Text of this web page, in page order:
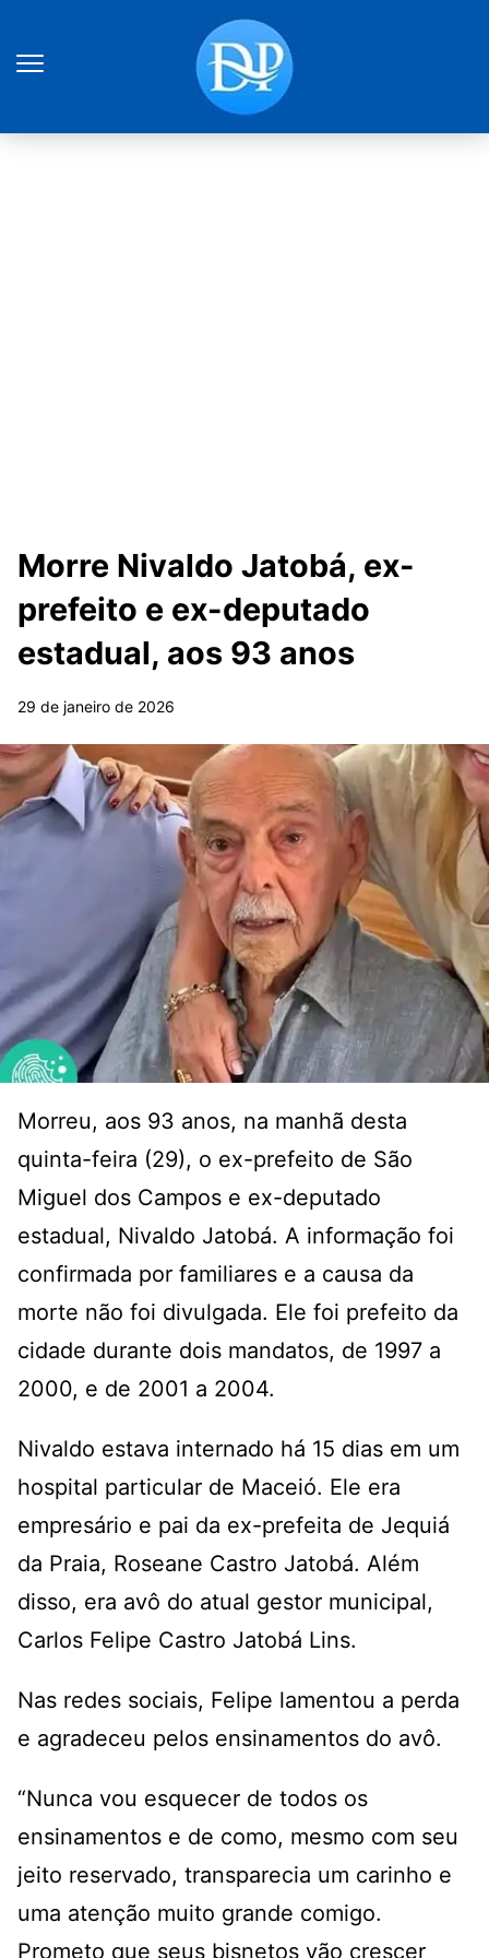
Morre Nivaldo Jatobá, ex-
prefeito e ex-deputado
estadual, aos 93 anos
29 de janeiro de 2026
Morreu, aos 93 anos, na manhã desta
quinta-feira (29), o ex-prefeito de São
Miguel dos Campos e ex-deputado
estadual, Nivaldo Jatobá. A informação foi
confirmada por familiares e a causa da
morte não foi divulgada. Ele foi prefeito da
cidade durante dois mandatos, de 1997 a
2000, e de 2001 a 2004.
Nivaldo estava internado há 15 dias em um
hospital particular de Maceió. Ele era
empresário e pai da ex-prefeita de Jequiá
da Praia, Roseane Castro Jatobá. Além
disso, era avô do atual gestor municipal,
Carlos Felipe Castro Jatobá Lins.
Nas redes sociais, Felipe lamentou a perda
e agradeceu pelos ensinamentos do avô.
“Nunca vou esquecer de todos os
ensinamentos e de como, mesmo com seu
jeito reservado, transparecia um carinho e
uma atenção muito grande comigo.
Prometo que seus bisnetos vão crescer